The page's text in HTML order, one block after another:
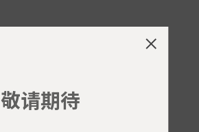
敬请期待